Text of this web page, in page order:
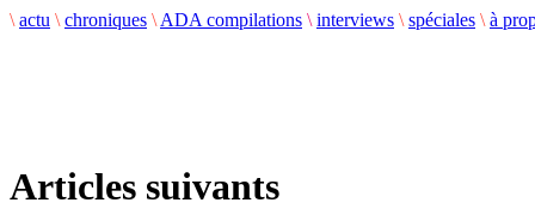
\ actu \ chroniques \ ADA compilations \ interviews \ spéciales \ à
Articles suivants